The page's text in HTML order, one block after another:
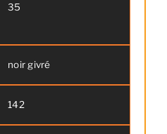
bûches)
35
noir givré
142